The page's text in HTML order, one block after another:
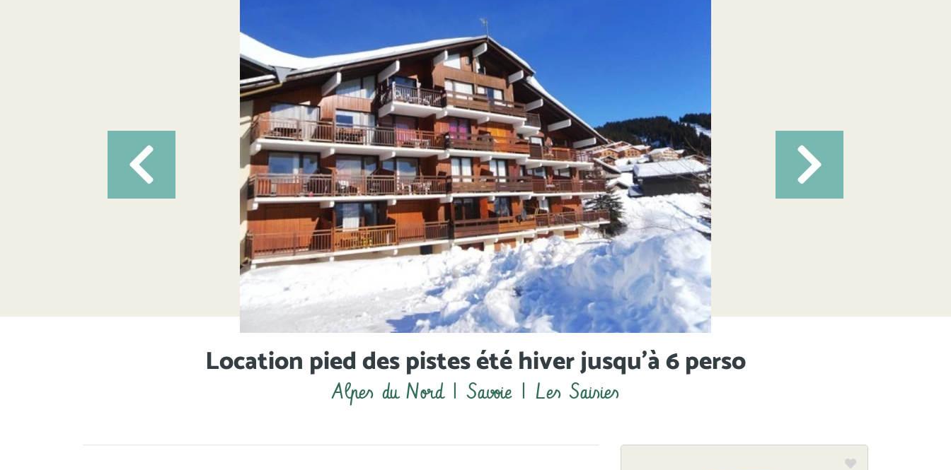
Précédent Suivant
Location pied des pistes été hiver jusqu'à 6 perso
Alpes du Nord | Savoie | Les Saisies